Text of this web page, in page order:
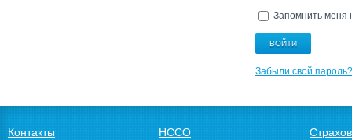
Запомнить меня
Забыли свой пароль?
Контакты
НССО